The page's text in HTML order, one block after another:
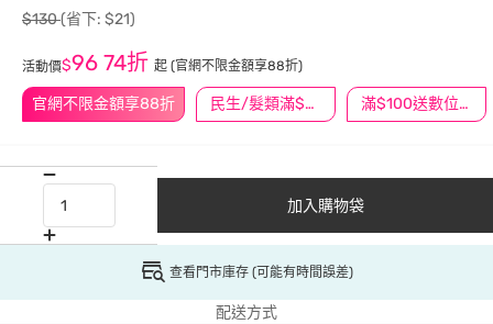
官網不限金額享88折 民生/髮類滿$388送舒潔冰巾 滿$100送數位印花
$130(省下: $21)
活動價$96 74折 起 (官網不限金額享88折)
加入購物袋
查看門市庫存 (可能有時間誤差)
配送方式